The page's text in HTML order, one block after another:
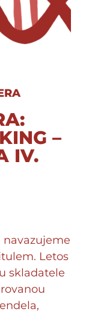
–
IV.
Letos
skladatele